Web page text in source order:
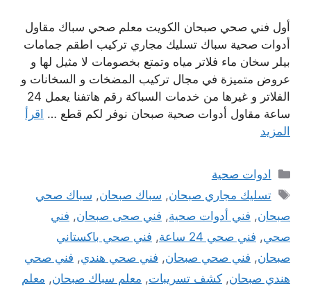
أول فني صحي صبحان الكويت معلم صحي سباك مقاول
أدوات صحية سباك تسليك مجاري تركيب اطقم جمامات
بيلر سخان ماء فلاتر مياه وتمتع بخصومات لا مثيل لها و
عروض متميزة في مجال تركيب المضخات و السخانات و
الفلاتر و غيرها من خدمات السباكة رقم هاتفنا يعمل 24
ساعة مقاول أدوات صحية صبحان نوفر لكم قطع … اقرأ
المزيد
التصنيفات
ادوات صحية
الوسوم
تسليك مجاري صبحان, سباك صبحان, سباك صحي
صبحان, فني أدوات صحية, فني صحى صبحان, فني
صحي, فني صحي 24 ساعة , فني صحي باكستاني
صبحان, فني صحي صبحان, فني صحي هندي, فني صحي
هندي صبحان, كشف تسريبات, معلم سباك صبحان, معلم